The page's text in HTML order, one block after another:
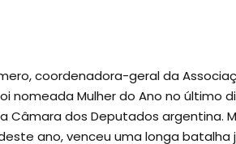
coordenadora-geral da
nomeada Mulher do Ano no último
Câmara dos Deputados argentina.
ano, venceu uma longa batalha